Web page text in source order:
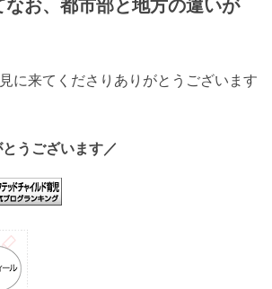
なお、都市部と地方の違いが
に来てくださりありがとうございます
うございます／